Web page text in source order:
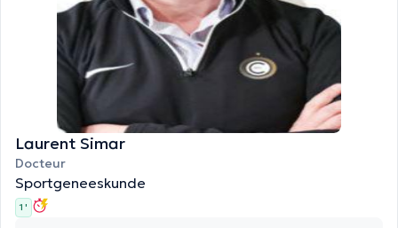
Laurent Simar
Docteur
Sportgeneeskunde
1 '